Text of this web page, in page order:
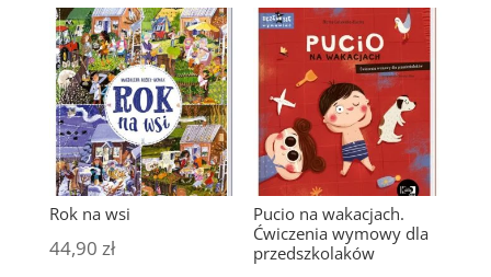
Rok na wsi
44,90 zł
Pucio na wakacjach.
Ćwiczenia wymowy dla
przedszkolaków